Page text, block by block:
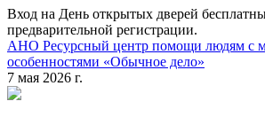
Вход на День открытых дверей
предварительной регистрации.
АНО Ресурсный центр помощи людям с
особенностями «Обычное дело»
7 мая 2026 г.